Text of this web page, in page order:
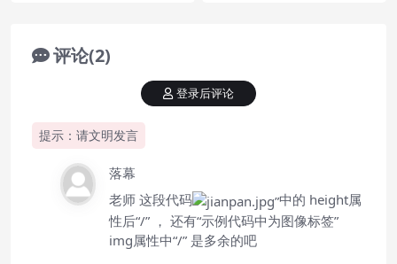
评论(2)
提示：请文明发言
登录后评论
落幕
老师 这段代码
中的 height属
性后“/” ， 还有“示例代码中为图像标签”
img属性中“/” 是多余的吧